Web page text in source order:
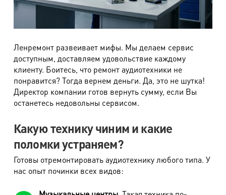
Ленремонт развеивает мифы. Мы делаем сервис
доступным, доставляем удовольствие каждому
клиенту. Боитесь, что ремонт аудиотехники не
понравится? Тогда вернем деньги. Да, это не шутка!
Директор компании готов вернуть сумму, если Вы
останетесь недовольны сервисом.
Какую технику чиним и какие
поломки устраняем?
Готовы отремонтировать аудиотехнику любого типа. У
нас опыт починки всех видов: